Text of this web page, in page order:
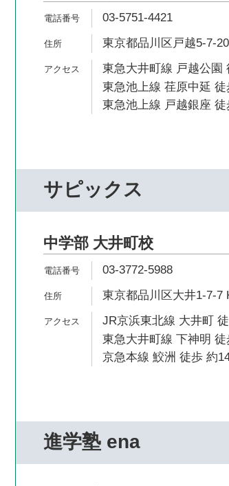
03-5751-4421
東京都品川区戸越5-7-20
東急大井町線 戸越公園
東急池上線 荏原中延 徒
東急池上線 戸越銀座 徒
サピックス
中学部 大井町校
03-3772-5988
東京都品川区大井1-7-7
JR京浜東北線 大井町
東急大井町線 下神明 徒
京急本線 鮫洲 徒歩 約
進学塾 ena